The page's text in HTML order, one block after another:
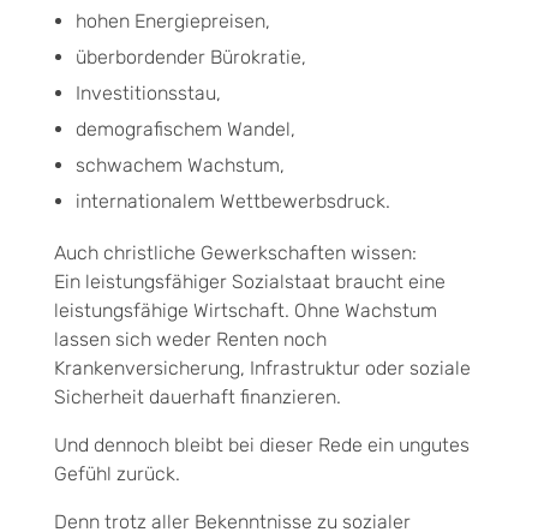
hohen Energiepreisen,
überbordender Bürokratie,
Investitionsstau,
demografischem Wandel,
schwachem Wachstum,
internationalem Wettbewerbsdruck.
Auch christliche Gewerkschaften wissen:
Ein leistungsfähiger Sozialstaat braucht eine
leistungsfähige Wirtschaft. Ohne Wachstum
lassen sich weder Renten noch
Krankenversicherung, Infrastruktur oder soziale
Sicherheit dauerhaft finanzieren.
Und dennoch bleibt bei dieser Rede ein ungutes
Gefühl zurück.
Denn trotz aller Bekenntnisse zu sozialer